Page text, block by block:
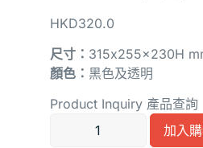
HKD320.0
尺寸： 315x255x230H
顏色： 黑色及透明
Product Inquiry 產品查詢
加入